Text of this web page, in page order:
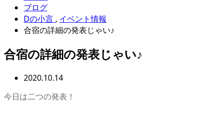
ブログ
Dの小言 , イベント情報
合宿の詳細の発表じゃい♪
合宿の詳細の発表じゃい♪
2020.10.14
今日は二つの発表！